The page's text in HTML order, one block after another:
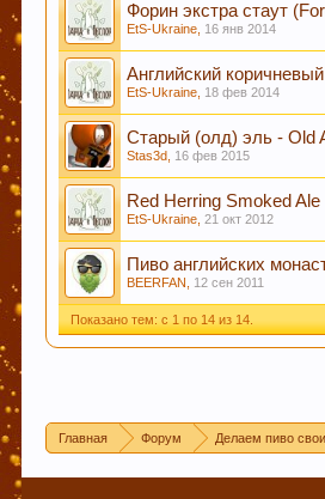
Кофе оказывает
Пиво может оказать
В случае, если Вы не
подходящие разделы, в
Уважаемые пивовары,
как четкую инструкцию,
другом. Так что
Уважаемы пивовары и
Форин экстра стаут
EtS-Ukraine 16 янв 2014
Английский
EtS-Ukraine 18 фев 2014
Старый (олд) эль - Old
Stas3d 16 фев 2015
Red Herring Smoked Ale
EtS-Ukraine ,21 окт 2012
Пиво английских
BEERFAN 12 сен 2011
Показано тем: с 1 по 14 из 14.
Главная Форум Делаем пиво